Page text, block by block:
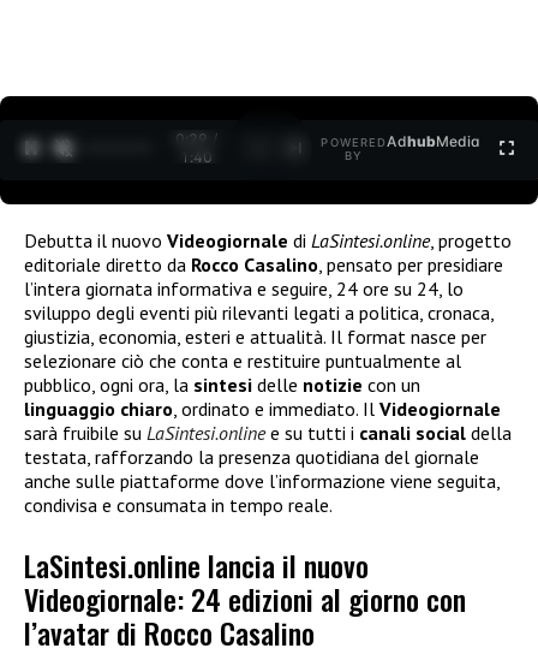
0:30 /
1:40
POWERED
BY
AdhubMedia
Debutta il nuovo Videogiornale di LaSintesi.online, progetto
editoriale diretto da Rocco Casalino , pensato per presidiare
l’intera giornata informativa e seguire, 24 ore su 24, lo
sviluppo degli eventi più rilevanti legati a politica, cronaca,
giustizia, economia, esteri e attualità. Il format nasce per
selezionare ciò che conta e restituire puntualmente al
pubblico, ogni ora, la sintesi delle notizie con un
linguaggio chiaro , ordinato e immediato. Il Videogiornale
sarà fruibile su LaSintesi.onlinee su tutti i canali social della
testata, rafforzando la presenza quotidiana del giornale
anche sulle piattaforme dove l’informazione viene seguita,
condivisa e consumata in tempo reale.
LaSintesi.online lancia il nuovo
Videogiornale: 24 edizioni al giorno con
l’avatar di Rocco Casalino